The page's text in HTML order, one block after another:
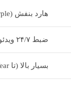
هارد بنفش (WD Purple)
ضبط ۲۴/۷ ویدئو در DVR/NVR
بسیار بالا (تا 180TB/Year)